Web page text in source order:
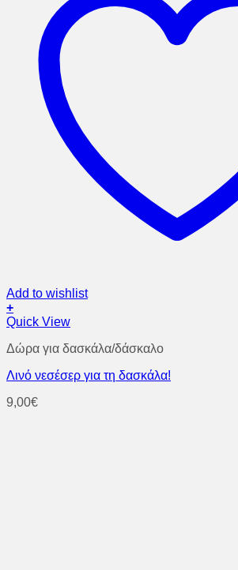
Add to wishlist
+
Quick View
Δώρα για δασκάλα/δάσκαλο
Λινό νεσέσερ για τη δασκάλα!
9,00€